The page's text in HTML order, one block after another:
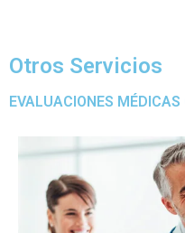
Otros Servicios
EVALUACIONES